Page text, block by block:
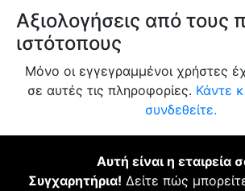
Αξιολογήσεις από τους
ιστότοπους
Μόνο οι εγγεγραμμένοι χρήστες
σε αυτές τις πληροφορίες. Κάντε
συνδεθείτε.
Αυτή είναι η εταιρεία
Συγχαρητήρια! Δείτε πώς